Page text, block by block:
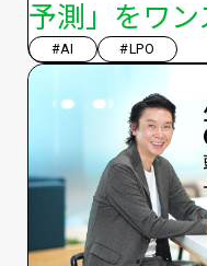
予測」をワ
#AI #LPO